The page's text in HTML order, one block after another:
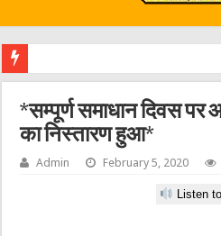
*सम्पूर्ण समाधान दिवस पर
का निस्तारण हुआ*
Admin February 5, 2020
Listen